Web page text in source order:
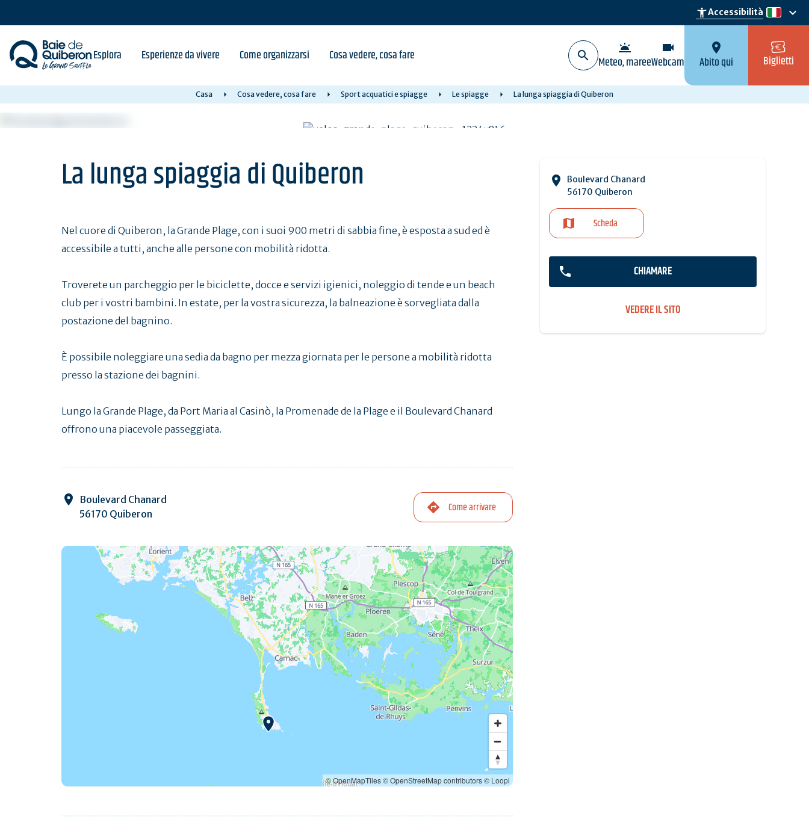
content
accessibility_newAccessibilità it
keyboard_arrow_down
Esplora Esperienze da vivere Come organizzarsi Cosa vedere, cosa fare wb_twilight
Meteo, maree
videocam
Webcam
location_on
Abito qui Biglietti
Casa Cosa vedere, cosa fare Sport acquatici e spiagge Le spiagge La lunga spiaggia di Quiberon
La lunga spiaggia di Quiberon
Boulevard Chanard
56170 Quiberon
Scheda
CHIAMARE
VEDERE IL SITO
Nel cuore di Quiberon, la Grande Plage, con i suoi 900 metri di sabbia fine, è esposta a sud ed è
accessibile a tutti, anche alle persone con mobilità ridotta.
Troverete un parcheggio per le biciclette, docce e servizi igienici, noleggio di tende e un beach
club per i vostri bambini. In estate, per la vostra sicurezza, la balneazione è sorvegliata dalla
postazione del bagnino.
È possibile noleggiare una sedia da bagno per mezza giornata per le persone a mobilità ridotta
presso la stazione dei bagnini.
Lungo la Grande Plage, da Port Maria al Casinò, la Promenade de la Plage e il Boulevard Chanard
offrono una piacevole passeggiata.
Boulevard Chanard
56170 Quiberon
Come arrivare
© OpenMapTiles© OpenStreetMap contributors© Loopi